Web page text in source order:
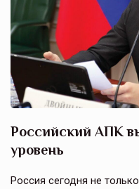
Российский АПК
уровень
Россия сегодня не